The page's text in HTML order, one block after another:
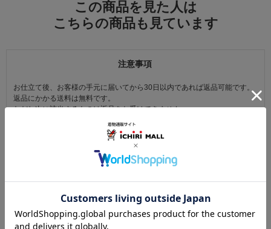
この商品を見た人は
こちらの商品も見ています
注意事項
お仕立て後、お客様の手元に届いてから30日以内であれば返品可能です。
返品にかかる送料は無料です。
ただし次に該当するものは返品をお受けできません。
・お客様の元で、傷または破損が生じた商品
・1点あたり20万円以上の商品でお客様の寸法にお仕立て済みの場合
・時間帯指定は配送業者のサービスであり、確実なお届けをお約束できる
より、指定時間帯にお届けができない場合がございます。
（※上記理由によりご指定の時間帯にお届けができない場合、配送業者か
らお客様へのご連絡はおこなっておりません。）